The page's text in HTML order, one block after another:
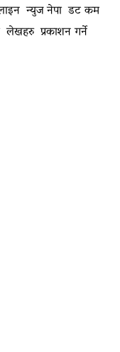
न्युज नेपा डट कम
लेखहरु प्रकाशन गर्ने